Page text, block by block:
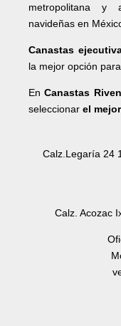
metropolitana y
navideñas en
Canastas
la mejor opción
EnCanastas
seleccionar el
Calz.Legaría 24
Calz. Acozac